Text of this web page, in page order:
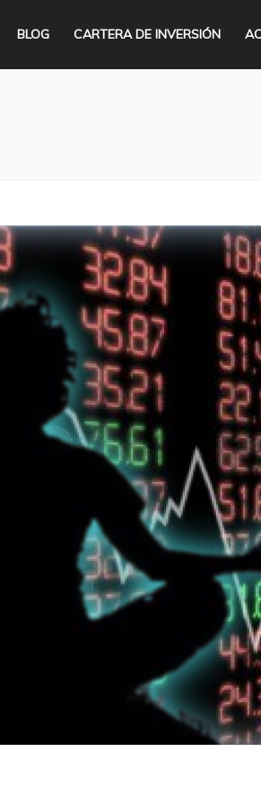
BLOG CARTERA DE INVERSIÓN